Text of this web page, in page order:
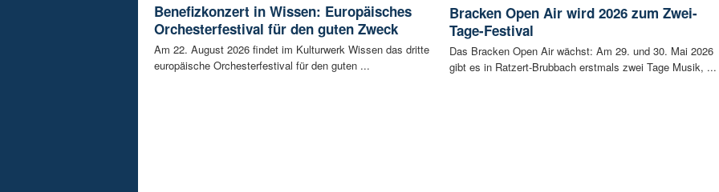
Benefizkonzert in Wissen: Europäisches
Orchesterfestival für den guten Zweck
Am 22. August 2026 findet im Kulturwerk Wissen das dritte
europäische Orchesterfestival für den guten ...
Bracken Open Air wird 2026 zum Zwei-
Tage-Festival
Das Bracken Open Air wächst: Am 29. und 30. Mai 2026
gibt es in Ratzert-Brubbach erstmals zwei Tage Musik, ...